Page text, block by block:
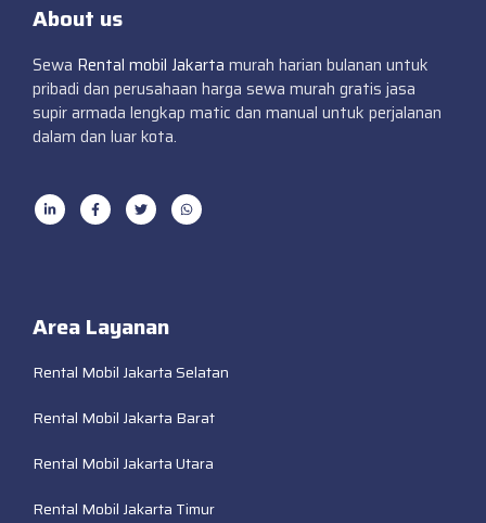
About us
Sewa Rental mobil Jakarta murah harian bulanan untuk
pribadi dan perusahaan harga sewa murah gratis jasa
supir armada lengkap matic dan manual untuk perjalanan
dalam dan luar kota.
Area Layanan
Rental Mobil Jakarta Selatan
Rental Mobil Jakarta Barat
Rental Mobil Jakarta Utara
Rental Mobil Jakarta Timur